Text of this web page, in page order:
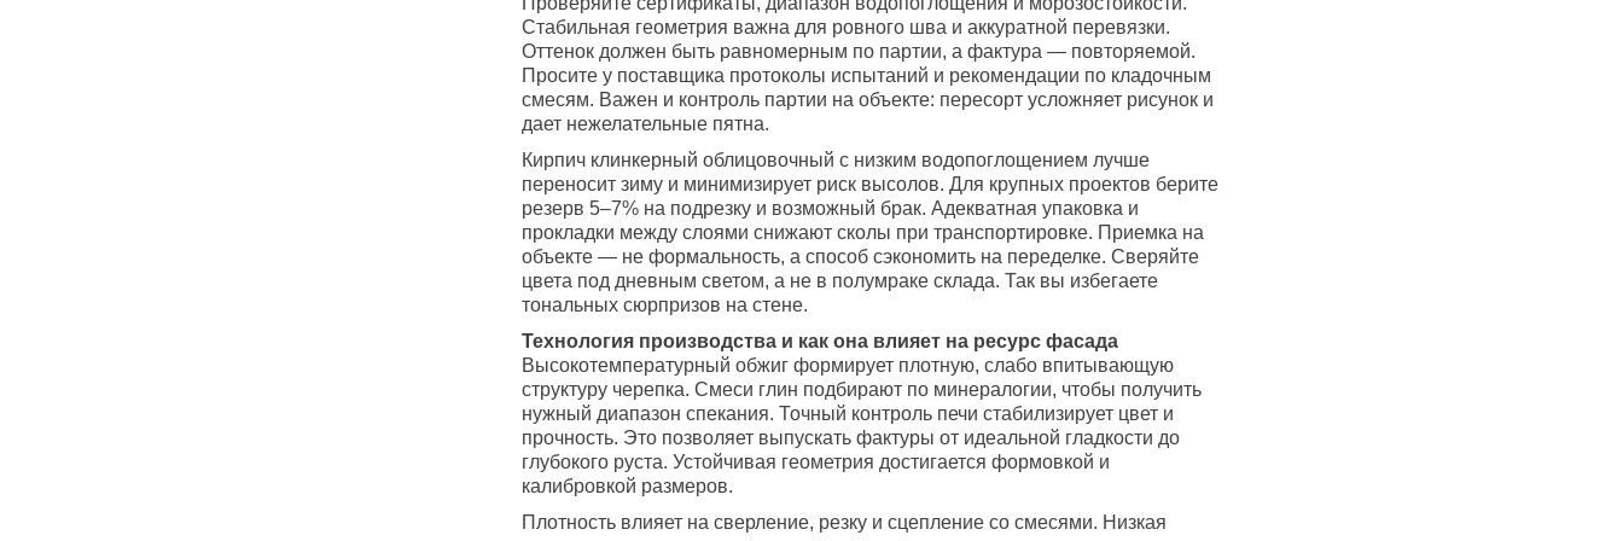
Стабильная геометрия важна для ровного шва и аккуратной перевязки.
Оттенок должен быть равномерным по партии, а фактура — повторяемой.
Просите у поставщика протоколы испытаний и рекомендации по кладочным
смесям. Важен и контроль партии на объекте: пересорт усложняет рисунок и
дает нежелательные пятна.
Кирпич клинкерный облицовочный с низким водопоглощением лучше
переносит зиму и минимизирует риск высолов. Для крупных проектов берите
резерв 5–7% на подрезку и возможный брак. Адекватная упаковка и
прокладки между слоями снижают сколы при транспортировке. Приемка на
объекте — не формальность, а способ сэкономить на переделке. Сверяйте
цвета под дневным светом, а не в полумраке склада. Так вы избегаете
тональных сюрпризов на стене.
Технология производства и как она влияет на ресурс фасада
Высокотемпературный обжиг формирует плотную, слабо впитывающую
структуру черепка. Смеси глин подбирают по минералогии, чтобы получить
нужный диапазон спекания. Точный контроль печи стабилизирует цвет и
прочность. Это позволяет выпускать фактуры от идеальной гладкости до
глубокого руста. Устойчивая геометрия достигается формовкой и
калибровкой размеров.
Плотность влияет на сверление, резку и сцепление со смесями. Низкая